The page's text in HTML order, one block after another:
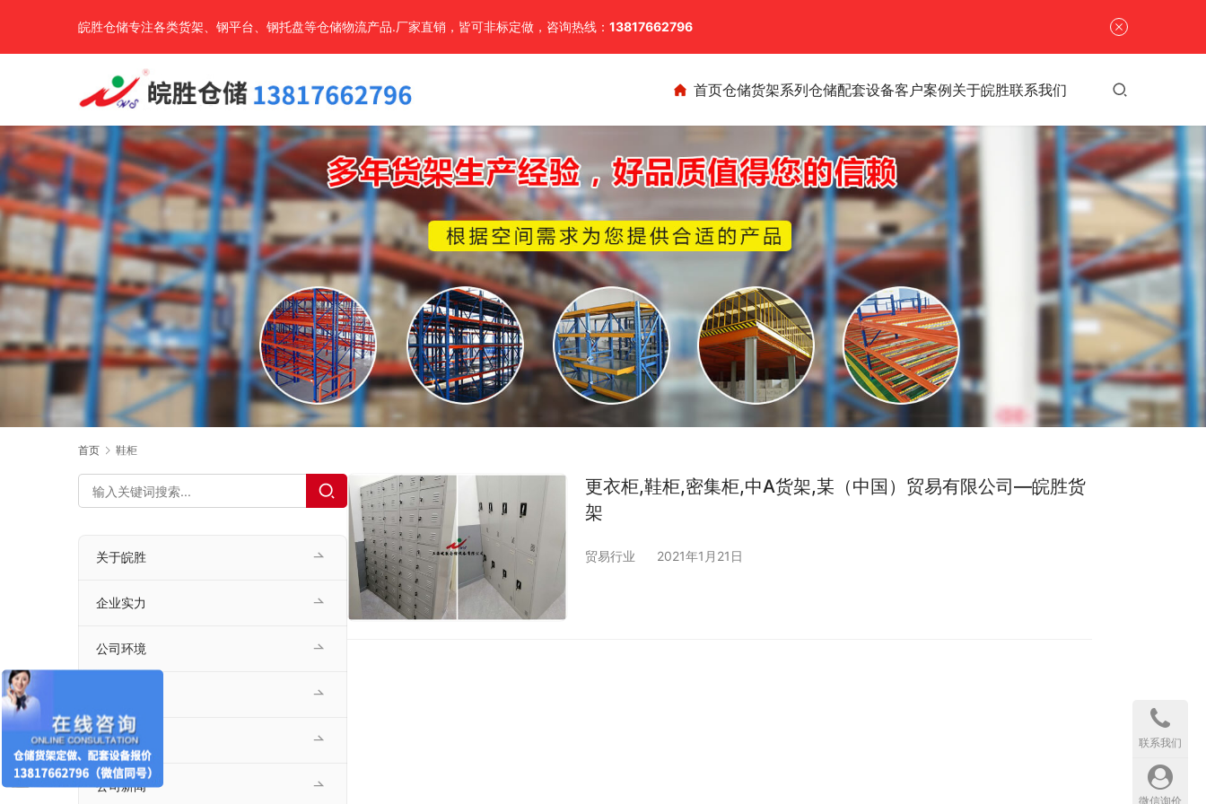
皖胜仓储专注各类货架、钢平台、钢托盘等仓储物流产品.厂家直销，皆可非标定做，咨询热线： 13817662796
首页仓储货架系列仓储配套设备客户案例关于皖胜联系我们
首页 鞋柜
更衣柜,鞋柜,密集柜,中A货架,某（中国）贸易有限公司—皖胜货
架
贸易行业 2021年1月21日
关于皖胜
企业实力
公司环境
客户案例
公司新闻
联系我们
微信询价